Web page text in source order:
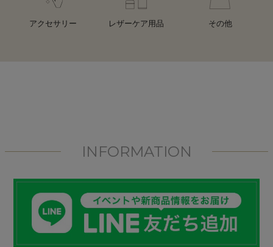
アクセサリー レザーケア用品 その他
INFORMATION